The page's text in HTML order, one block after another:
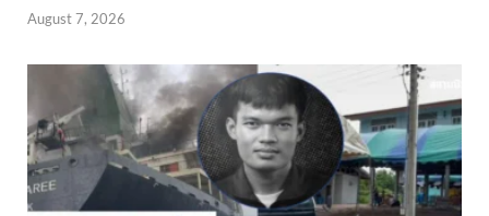
August 7, 2026